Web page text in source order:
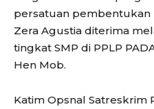
persatuan pembentukan
Zera Agustia diterima
tingkat SMP di PPLP
Hen Mob.
Katim Opsnal Satreskrim